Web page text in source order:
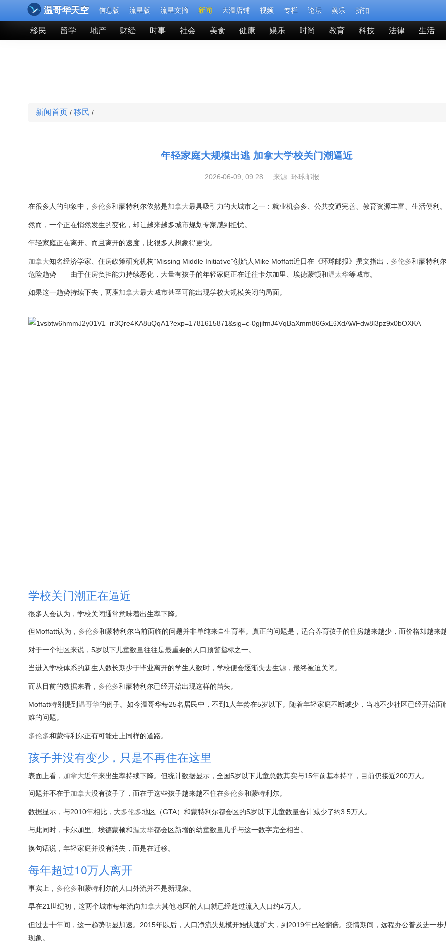
温哥华天空 信息版 流星版 流星文摘 新闻 大温店铺 视频 专栏 论坛 娱乐 折扣
移民 留学 地产 财经 时事 社会 美食 健康 娱乐 时尚 教育 科技 法律 生活
新闻首页 / 移民 /
年轻家庭大规模出逃 加拿大学校关门潮逼近
2026-06-09, 09:28 来源: 环球邮报
在很多人的印象中， 多伦多和蒙特利尔依然是加拿大最具吸引力的大城市之一：就业机会多、公共交通完善、教育资源丰富、生活便利。
然而，一个正在悄然发生的变化，却让越来越多城市规划专家感到担忧。
年轻家庭正在离开。而且离开的速度，比很多人想象得更快。
加拿大知名经济学家、住房政策研究机构“Missing Middle Initiative”创始人Mike Moffatt近日在《环球邮报》撰文指出， 多伦多和蒙特利
危险趋势——由于住房负担能力持续恶化，大量有孩子的年轻家庭正在迁往卡尔加里、埃德蒙顿和渥太华等城市。
如果这一趋势持续下去，两座加拿大最大城市甚至可能出现学校大规模关闭的局面。
学校关门潮正在逼近
很多人会认为，学校关闭通常意味着出生率下降。
但Moffatt认为， 多伦多和蒙特利尔当前面临的问题并非单纯来自生育率。真正的问题是，适合养育孩子的住房越来越少，而价格却越来越
对于一个社区来说，5岁以下儿童数量往往是最重要的人口预警指标之一。
当进入学校体系的新生人数长期少于毕业离开的学生人数时，学校便会逐渐失去生源，最终被迫关闭。
而从目前的数据来看， 多伦多和蒙特利尔已经开始出现这样的苗头。
Moffatt特别提到温哥华的例子。如今温哥华每25名居民中，不到1人年龄在5岁以下。随着年轻家庭不断减少，当地不少社区已经开始面
难的问题。
多伦多和蒙特利尔正有可能走上同样的道路。
孩子并没有变少，只是不再住在这里
表面上看， 加拿大近年来出生率持续下降。但统计数据显示，全国5岁以下儿童总数其实与15年前基本持平，目前仍接近200万人。
问题并不在于加拿大没有孩子了，而在于这些孩子越来越不住在多伦多和蒙特利尔。
数据显示，与2010年相比，大多伦多地区（GTA）和蒙特利尔都会区的5岁以下儿童数量合计减少了约3.5万人。
与此同时，卡尔加里、埃德蒙顿和渥太华都会区新增的幼童数量几乎与这一数字完全相当。
换句话说，年轻家庭并没有消失，而是在迁移。
每年超过10万人离开
事实上， 多伦多和蒙特利尔的人口外流并不是新现象。
早在21世纪初，这两个城市每年流向加拿大其他地区的人口就已经超过流入人口约4万人。
但过去十年间，这一趋势明显加速。2015年以后，人口净流失规模开始快速扩大，到2019年已经翻倍。疫情期间，远程办公普及进一步
现象。